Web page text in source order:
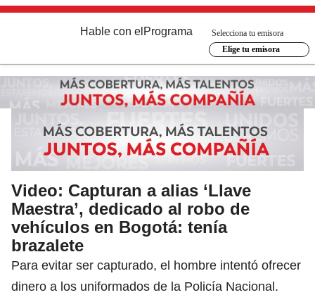
Hable con el Programa
Selecciona tu emisora
Elige tu emisora
Video: Capturan a alias ‘Llave
Maestra’, dedicado al robo de
vehículos en Bogotá: tenía
brazalete
Para evitar ser capturado, el hombre intentó ofrecer
dinero a los uniformados de la Policía Nacional.